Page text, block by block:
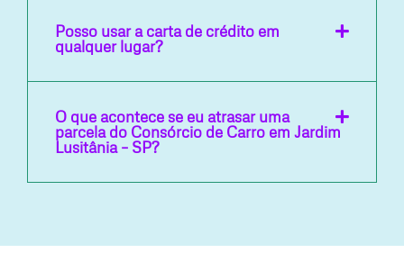
Posso usar a carta de crédito em
qualquer lugar?
O que acontece se eu atrasar uma
parcela do Consórcio de Carro em Jardim
Lusitânia – SP?